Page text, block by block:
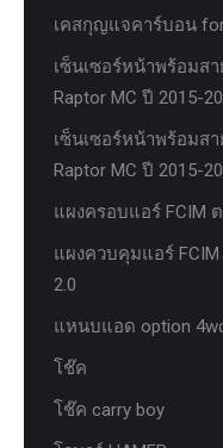
เคสกุญแจคาร์บอน
เซ็นเซอร์หน้าพร้อมส
Raptor MC ปี 2015-
เซ็นเซอร์หน้าพร้อมส
Raptor MC ปี 2015-
แผงครอบแอร์ FCIM ต
แผงควบคุมแอร์ FCIM
2.0
แหนบแอด option
โช๊ค
โช๊ค carry boy